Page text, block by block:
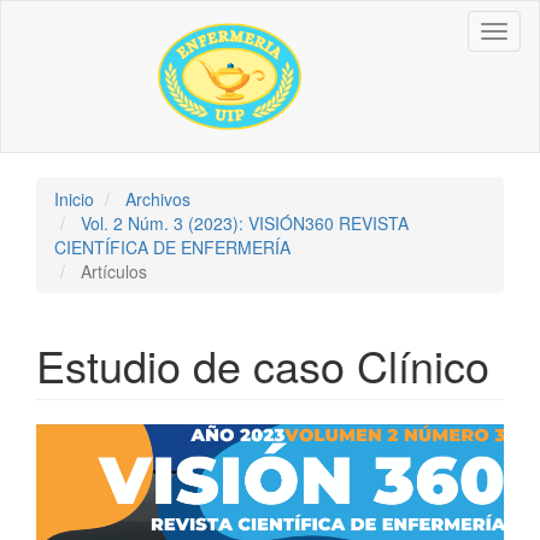
Inicio
Archivos
Vol. 2 Núm. 3 (2023): VISIÓN360 REVISTA
CIENTÍFICA DE ENFERMERÍA
Artículos
Estudio de caso Clínico
Barra
lateral
del